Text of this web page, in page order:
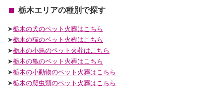
栃木エリアの種別で探す
➤栃木の犬のペット火葬はこちら
➤栃木の猫のペット火葬はこちら
➤栃木の小鳥のペット火葬はこちら
➤栃木の亀のペット火葬はこちら
➤栃木の小動物のペット火葬はこちら
➤栃木の爬虫類のペット火葬はこちら